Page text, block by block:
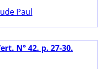
Paul
N° 42. p. 27-30.